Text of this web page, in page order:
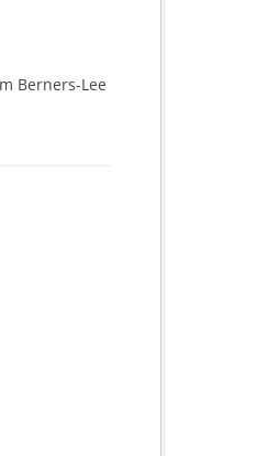
Berners-Lee